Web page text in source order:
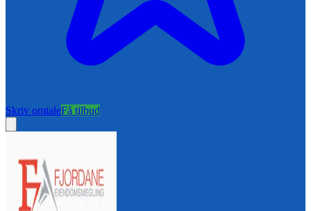
Skriv omtaleFå tilbud